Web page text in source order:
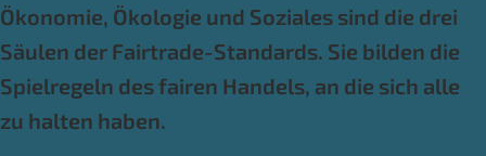
Ökonomie, Ökologie und Soziales sind die drei
Säulen der Fairtrade-Standards. Sie bilden die
Spielregeln des fairen Handels, an die sich alle
zu halten haben.